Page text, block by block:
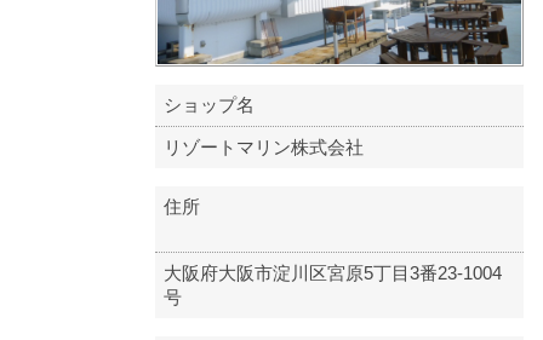
ショップ名
リゾートマリン株式会社
住所
大阪府大阪市淀川区宮原5丁目3番23-1004
号